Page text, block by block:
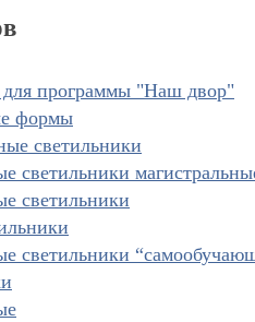
программы "Наш двор"
формы
светильники
светильники
светильники
светильники